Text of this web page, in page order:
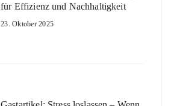
für Effizienz und Nachhaltigkeit
23. Oktober 2025